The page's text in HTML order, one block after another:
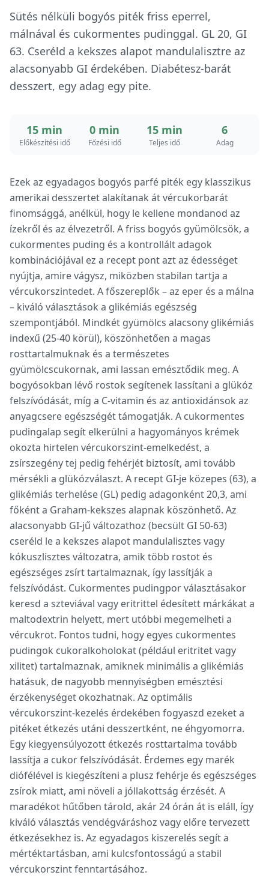
Sütés nélküli bogyós piték friss eperrel,
málnával és cukormentes pudinggal. GL 20, GI
63. Cseréld a kekszes alapot mandulalisztre az
alacsonyabb GI érdekében. Diabétesz-barát
desszert, egy adag egy pite.
15 min
Előkészítési idő
0 min
Főzési idő
15 min
Teljes idő
6
Adag
Ezek az egyadagos bogyós parfé piték egy klasszikus
amerikai desszertet alakítanak át vércukorbarát
finomsággá, anélkül, hogy le kellene mondanod az
ízekről és az élvezetről. A friss bogyós gyümölcsök, a
cukormentes puding és a kontrollált adagok
kombinációjával ez a recept pont azt az édességet
nyújtja, amire vágysz, miközben stabilan tartja a
vércukorszintedet. A főszereplők – az eper és a málna
– kiváló választások a glikémiás egészség
szempontjából. Mindkét gyümölcs alacsony glikémiás
indexű (25-40 körül), köszönhetően a magas
rosttartalmuknak és a természetes
gyümölcscukornak, ami lassan emésztődik meg. A
bogyósokban lévő rostok segítenek lassítani a glükóz
felszívódását, míg a C-vitamin és az antioxidánsok az
anyagcsere egészségét támogatják. A cukormentes
pudingalap segít elkerülni a hagyományos krémek
okozta hirtelen vércukorszint-emelkedést, a
zsírszegény tej pedig fehérjét biztosít, ami tovább
mérsékli a glükózválaszt. A recept GI-je közepes (63), a
glikémiás terhelése (GL) pedig adagonként 20,3, ami
főként a Graham-kekszes alapnak köszönhető. Az
alacsonyabb GI-jű változathoz (becsült GI 50-63)
cseréld le a kekszes alapot mandulalisztes vagy
kókuszlisztes változatra, amik több rostot és
egészséges zsírt tartalmaznak, így lassítják a
felszívódást. Cukormentes pudingpor választásakor
keresd a szteviával vagy eritrittel édesített márkákat a
maltodextrin helyett, mert utóbbi megemelheti a
vércukrot. Fontos tudni, hogy egyes cukormentes
pudingok cukoralkoholokat (például eritritet vagy
xilitet) tartalmaznak, amiknek minimális a glikémiás
hatásuk, de nagyobb mennyiségben emésztési
érzékenységet okozhatnak. Az optimális
vércukorszint-kezelés érdekében fogyaszd ezeket a
pitéket étkezés utáni desszertként, ne éhgyomorra.
Egy kiegyensúlyozott étkezés rosttartalma tovább
lassítja a cukor felszívódását. Érdemes egy marék
diófélével is kiegészíteni a plusz fehérje és egészséges
zsírok miatt, ami növeli a jóllakottság érzését. A
maradékot hűtőben tárold, akár 24 órán át is eláll, így
kiváló választás vendégváráshoz vagy előre tervezett
étkezésekhez is. Az egyadagos kiszerelés segít a
mértéktartásban, ami kulcsfontosságú a stabil
vércukorszint fenntartásához.